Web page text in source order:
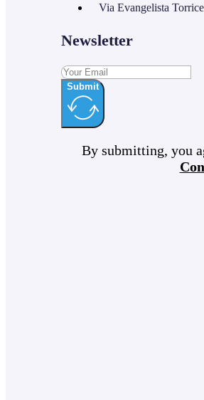
Via Evangelista
Newsletter
Submit
By submitting, you